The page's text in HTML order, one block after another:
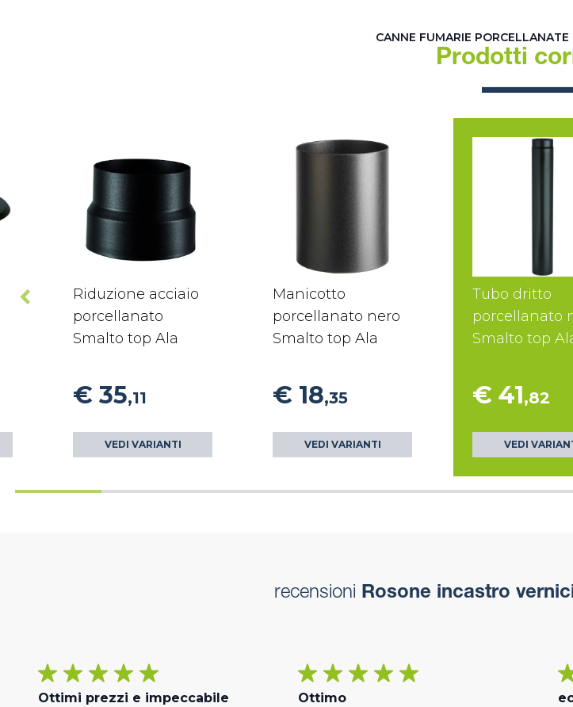
CANNE FUMARIE
Prodotti
Riduzione acciaio
porcellanato
Smalto top Ala
€ 35,11
VEDI VARIANTI
Manicotto
porcellanato nero
Smalto top Ala
€ 18,35
VEDI VARIANTI
Tubo dritto
porcellanato
Smalto top
€ 41,82
VEDI
recensioni Rosone incastro
Ottimi prezzi e impeccabile
Ottimo